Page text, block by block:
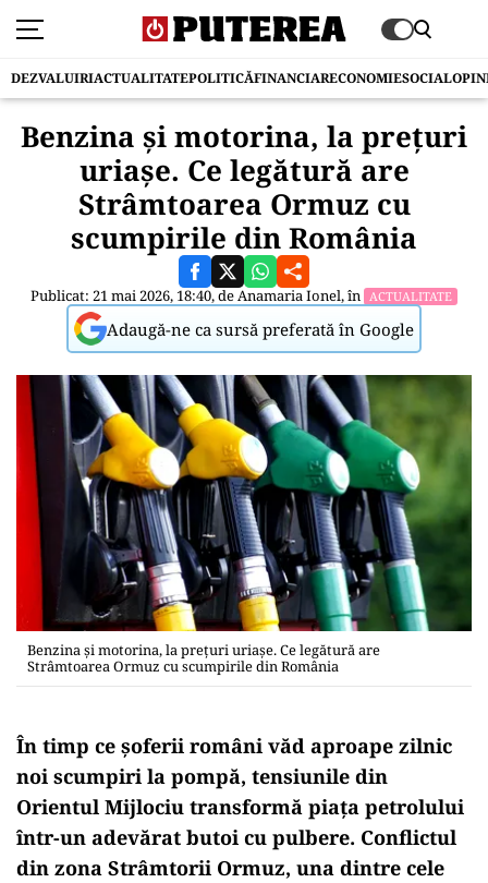
DEZVALUIRIACTUALITATEPOLITICĂFINANCIARECONOMIESOCIAL
Benzina și motorina, la prețuri
uriașe. Ce legătură are
Strâmtoarea Ormuz cu
scumpirile din România
Publicat: 21 mai 2026, 18:40, deAnamaria Ionel, în ACTUALITATE
Adaugă-ne ca sursă preferată în Google
Benzina și motorina, la prețuri uriașe. Ce legătură are
Strâmtoarea Ormuz cu scumpirile din România
În timp ce șoferii români văd aproape zilnic
noi scumpiri la pompă, tensiunile din
Orientul Mijlociu transformă piața petrolului
într-un adevărat butoi cu pulbere. Conflictul
din zona Strâmtorii Ormuz, una dintre cele